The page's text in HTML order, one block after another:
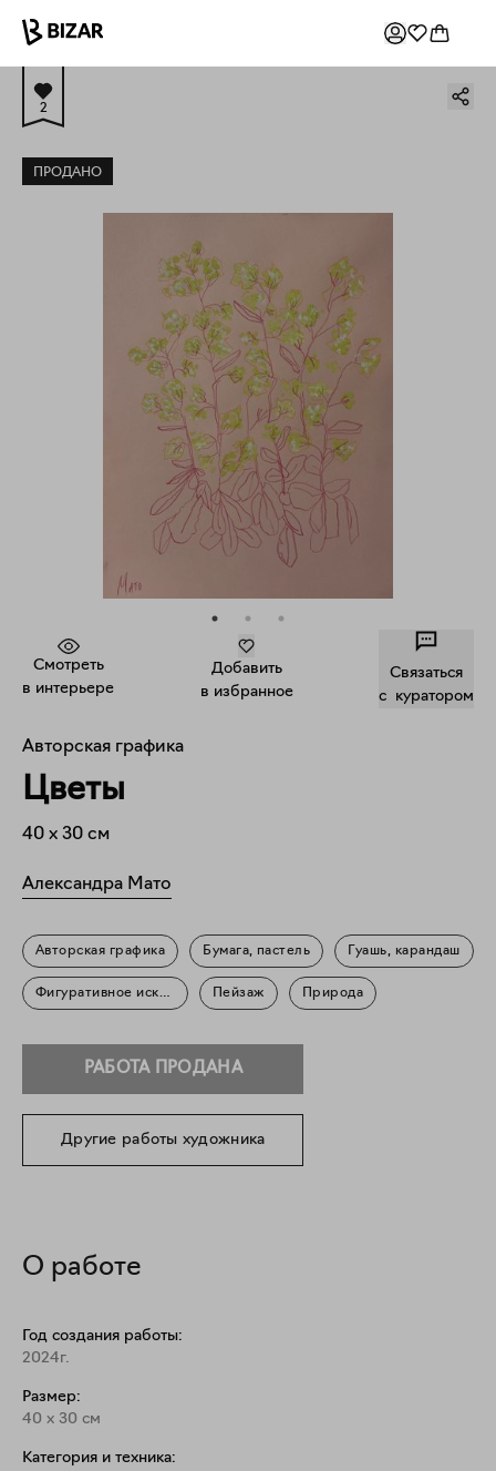
2
ПРОДАНО
Смотреть
в интерьере
Добавить
в избранное
Связаться
c куратором
Авторская графика
Цветы
40 x 30 см
Александра Мато
Авторская графика Бумага, пастель Гуашь, карандаш
Фигуративное искусство Пейзаж Природа
РАБОТА ПРОДАНА
Другие работы художника
О работе
Год создания работы:
2024г.
Размер:
40 x 30 см
Категория и техника: